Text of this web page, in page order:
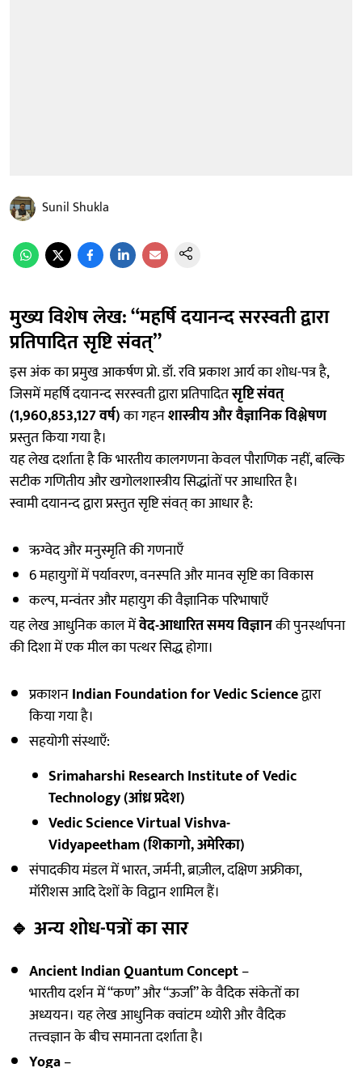
Sunil Shukla
मुख्य विशेष लेख: “महर्षि दयानन्द सरस्वती द्वारा
प्रतिपादित सृष्टि संवत्”
इस अंक का प्रमुख आकर्षण प्रो. डॉ. रवि प्रकाश आर्य का शोध-पत्र है,
जिसमें महर्षि दयानन्द सरस्वती द्वारा प्रतिपादितसृष्टि संवत्
(1,960,853,127 वर्ष)का गहनशास्त्रीय और वैज्ञानिक विश्लेषण
प्रस्तुत किया गया है।
यह लेख दर्शाता है कि भारतीय कालगणना केवल पौराणिक नहीं, बल्कि
सटीक गणितीय और खगोलशास्त्रीय सिद्धांतों पर आधारित है।
स्वामी दयानन्द द्वारा प्रस्तुत सृष्टि संवत् का आधार है:
ऋग्वेद और मनुस्मृति की गणनाएँ
6 महायुगों में पर्यावरण, वनस्पति और मानव सृष्टि का विकास
कल्प, मन्वंतर और महायुग की वैज्ञानिक परिभाषाएँ
यह लेख आधुनिक काल मेंवेद-आधारित समय विज्ञानकी पुनर्स्थापना
की दिशा में एक मील का पत्थर सिद्ध होगा।
प्रकाशनIndian Foundation for Vedic Scienceद्वारा
किया गया है।
सहयोगी संस्थाएँ:
Srimaharshi Research Institute of Vedic
Technology (आंध्र प्रदेश)
Vedic Science Virtual Vishva-
Vidyapeetham (शिकागो, अमेरिका)
संपादकीय मंडल में भारत, जर्मनी, ब्राज़ील, दक्षिण अफ्रीका,
मॉरीशस आदि देशों के विद्वान शामिल हैं।
🔹 अन्य शोध-पत्रों का सार
Ancient Indian Quantum Concept–
भारतीय दर्शन में “कण” और “ऊर्जा” के वैदिक संकेतों का
अध्ययन। यह लेख आधुनिक क्वांटम थ्योरी और वैदिक
तत्त्वज्ञान के बीच समानता दर्शाता है।
Yoga–